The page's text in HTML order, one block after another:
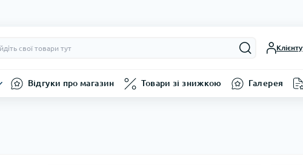
Клієнту
Відгуки про магазин Товари зі знижкою Галерея